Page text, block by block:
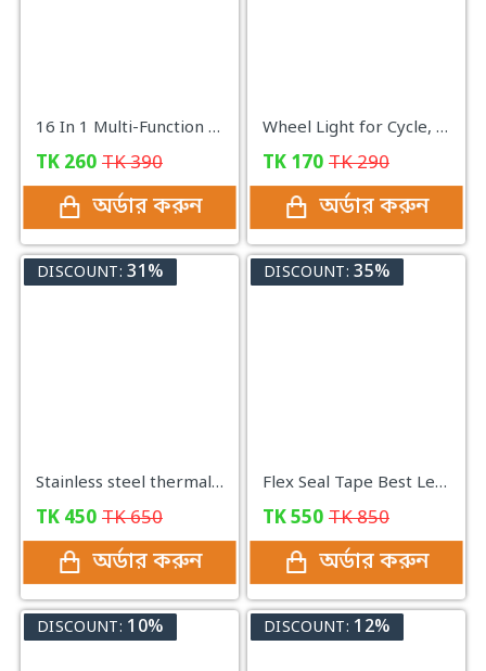
16 In 1 Multi-Function Bike & Bicycle Mechanic Repair Tool Kit
TK 260 TK390
অর্ডার করুন
Wheel Light for Cycle, Bike & Car
TK 170 TK290
অর্ডার করুন
DISCOUNT: 31%
Stainless steel thermal Mug with LED digital screen
TK 450 TK650
অর্ডার করুন
DISCOUNT: 35%
Flex Seal Tape Best Leakage Solution (𝟒 𝐢𝐧𝐜𝐡𝐞𝐬 𝐱 𝟓 𝐟𝐞𝐞𝐭)
TK550 TK850
অর্ডার করুন
DISCOUNT: 10% DISCOUNT: 12%